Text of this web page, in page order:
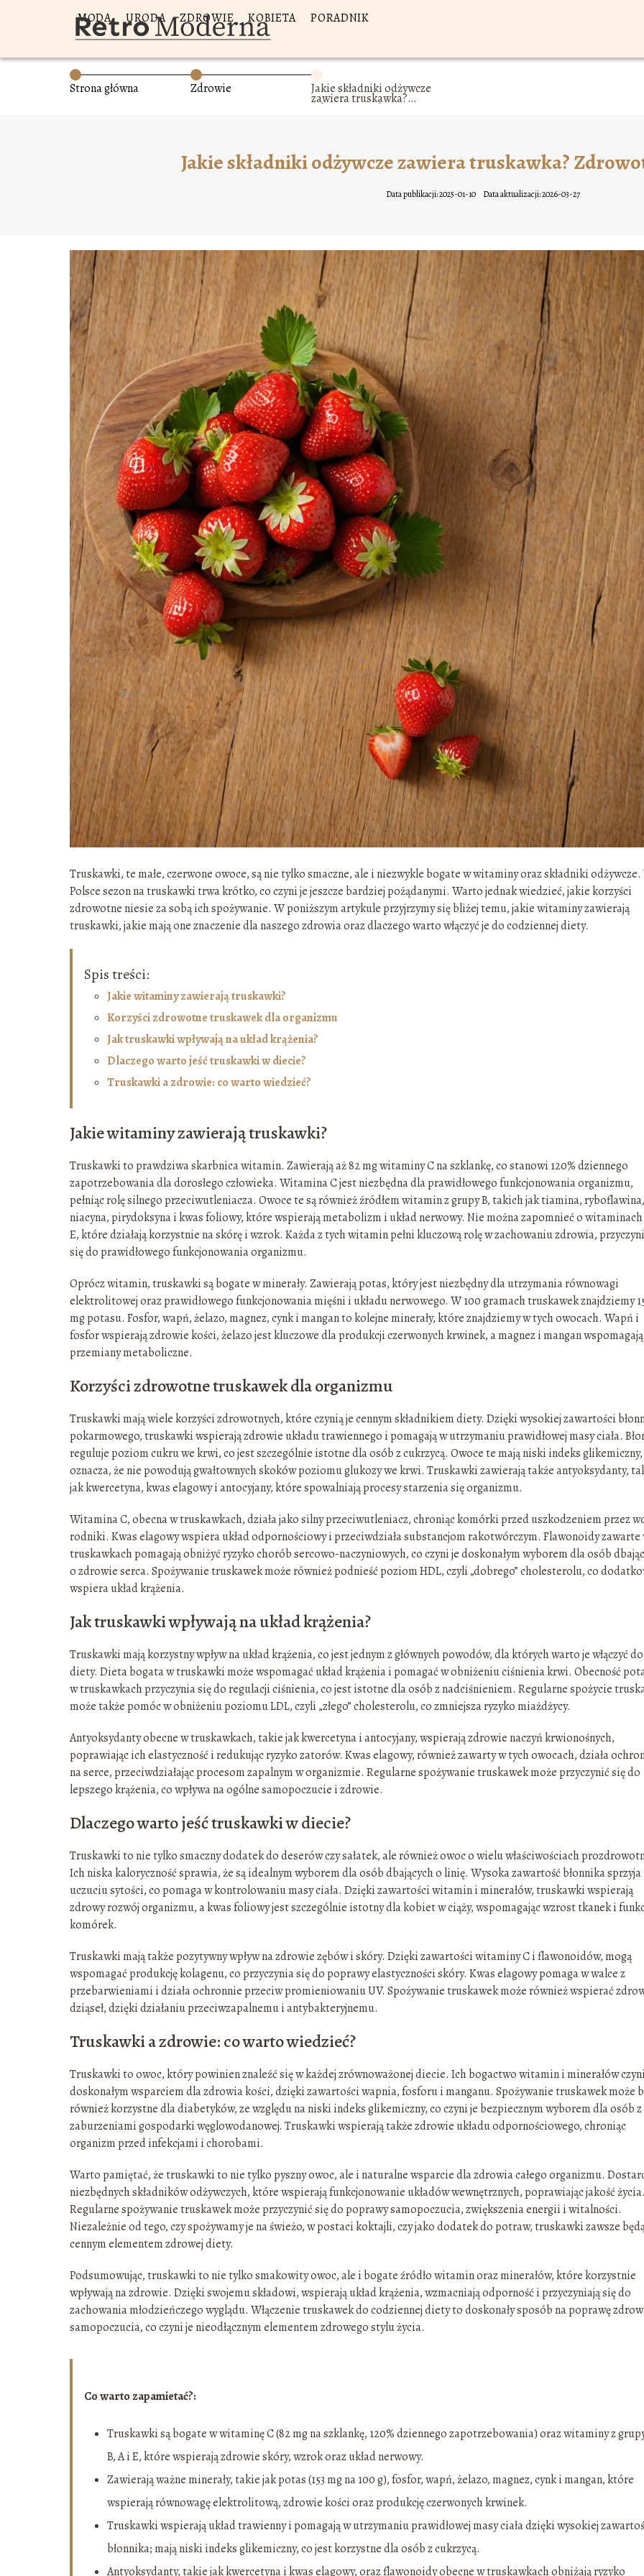
MODA URODA ZDROWIE KOBIETA PORADNIK
Strona główna Zdrowie Jakie składniki odżywcze
zawiera truskawka?
Zdrowotne zalety owocu
Jakie składniki odżywcze zawiera truskawka?
Data publikacji: 2025-01-10 Data aktualizacji: 2026-03-27
Truskawki, te małe, czerwone owoce, są nie tylko smaczne, ale i niezwykle bogate w witaminy oraz składniki odżywcze.
Polsce sezon na truskawki trwa krótko, co czyni je jeszcze bardziej pożądanymi. Warto jednak wiedzieć, jakie korzyści
zdrowotne niesie za sobą ich spożywanie. W poniższym artykule przyjrzymy się bliżej temu, jakie witaminy zawierają
truskawki, jakie mają one znaczenie dla naszego zdrowia oraz dlaczego warto włączyć je do codziennej diety.
Spis treści:
Jakie witaminy zawierają truskawki?
Korzyści zdrowotne truskawek dla organizmu
Jak truskawki wpływają na układ krążenia?
Dlaczego warto jeść truskawki w diecie?
Truskawki a zdrowie: co warto wiedzieć?
Jakie witaminy zawierają truskawki?
Truskawki to prawdziwa skarbnica witamin. Zawierają aż 82 mg witaminy C na szklankę, co stanowi 120% dziennego
zapotrzebowania dla dorosłego człowieka. Witamina C jest niezbędna dla prawidłowego funkcjonowania organizmu,
pełniąc rolę silnego przeciwutleniacza. Owoce te są również źródłem witamin z grupy B, takich jak tiamina, ryboflawina,
niacyna, pirydoksyna i kwas foliowy, które wspierają metabolizm i układ nerwowy. Nie można zapomnieć o
E, które działają korzystnie na skórę i wzrok. Każda z tych witamin pełni kluczową rolę w zachowaniu zdrowia,
się do prawidłowego funkcjonowania organizmu.
Oprócz witamin, truskawki są bogate w minerały. Zawierają potas, który jest niezbędny dla utrzymania równowagi
elektrolitowej oraz prawidłowego funkcjonowania mięśni i układu nerwowego. W 100 gramach truskawek znajdziemy
mg potasu. Fosfor, wapń, żelazo, magnez, cynk i mangan to kolejne minerały, które znajdziemy w tych owocach. Wapń i
fosfor wspierają zdrowie kości, żelazo jest kluczowe dla produkcji czerwonych krwinek, a magnez i mangan wspomagają
przemiany metaboliczne.
Korzyści zdrowotne truskawek dla organizmu
Truskawki mają wiele korzyści zdrowotnych, które czynią je cennym składnikiem diety. Dzięki wysokiej zawartości
pokarmowego, truskawki wspierają zdrowie układu trawiennego i pomagają w utrzymaniu prawidłowej masy ciała.
reguluje poziom cukru we krwi, co jest szczególnie istotne dla osób z cukrzycą. Owoce te mają niski indeks
oznacza, że nie powodują gwałtownych skoków poziomu glukozy we krwi. Truskawki zawierają także antyoksydanty,
jak kwercetyna, kwas elagowy i antocyjany, które spowalniają procesy starzenia się organizmu.
Witamina C, obecna w truskawkach, działa jako silny przeciwutleniacz, chroniąc komórki przed uszkodzeniem przez
rodniki. Kwas elagowy wspiera układ odpornościowy i przeciwdziała substancjom rakotwórczym. Flawonoidy zawarte
truskawkach pomagają obniżyć ryzyko chorób sercowo-naczyniowych, co czyni je doskonałym wyborem dla osób
o zdrowie serca. Spożywanie truskawek może również podnieść poziom HDL, czyli „dobrego” cholesterolu, co
wspiera układ krążenia.
Jak truskawki wpływają na układ krążenia?
Truskawki mają korzystny wpływ na układ krążenia, co jest jednym z głównych powodów, dla których warto je włączyć do
diety. Dieta bogata w truskawki może wspomagać układ krążenia i pomagać w obniżeniu ciśnienia krwi. Obecność
w truskawkach przyczynia się do regulacji ciśnienia, co jest istotne dla osób z nadciśnieniem. Regularne spożycie
może także pomóc w obniżeniu poziomu LDL, czyli „złego” cholesterolu, co zmniejsza ryzyko miażdżycy.
Antyoksydanty obecne w truskawkach, takie jak kwercetyna i antocyjany, wspierają zdrowie naczyń krwionośnych,
poprawiając ich elastyczność i redukując ryzyko zatorów. Kwas elagowy, również zawarty w tych owocach, działa
na serce, przeciwdziałając procesom zapalnym w organizmie. Regularne spożywanie truskawek może przyczynić się do
lepszego krążenia, co wpływa na ogólne samopoczucie i zdrowie.
Dlaczego warto jeść truskawki w diecie?
Truskawki to nie tylko smaczny dodatek do deserów czy sałatek, ale również owoc o wielu właściwościach
Ich niska kaloryczność sprawia, że są idealnym wyborem dla osób dbających o linię. Wysoka zawartość błonnika sprzyja
uczuciu sytości, co pomaga w kontrolowaniu masy ciała. Dzięki zawartości witamin i minerałów, truskawki wspierają
zdrowy rozwój organizmu, a kwas foliowy jest szczególnie istotny dla kobiet w ciąży, wspomagając wzrost tkanek i
komórek.
Truskawki mają także pozytywny wpływ na zdrowie zębów i skóry. Dzięki zawartości witaminy C i flawonoidów, mogą
wspomagać produkcję kolagenu, co przyczynia się do poprawy elastyczności skóry. Kwas elagowy pomaga w walce z
przebarwieniami i działa ochronnie przeciw promieniowaniu UV. Spożywanie truskawek może również wspierać
dziąseł, dzięki działaniu przeciwzapalnemu i antybakteryjnemu.
Truskawki a zdrowie: co warto wiedzieć?
Truskawki to owoc, który powinien znaleźć się w każdej zrównoważonej diecie. Ich bogactwo witamin i minerałów
doskonałym wsparciem dla zdrowia kości, dzięki zawartości wapnia, fosforu i manganu. Spożywanie truskawek może
również korzystne dla diabetyków, ze względu na niski indeks glikemiczny, co czyni je bezpiecznym wyborem dla osób z
zaburzeniami gospodarki węglowodanowej. Truskawki wspierają także zdrowie układu odpornościowego, chroniąc
organizm przed infekcjami i chorobami.
Warto pamiętać, że truskawki to nie tylko pyszny owoc, ale i naturalne wsparcie dla zdrowia całego organizmu.
niezbędnych składników odżywczych, które wspierają funkcjonowanie układów wewnętrznych, poprawiając jakość
Regularne spożywanie truskawek może przyczynić się do poprawy samopoczucia, zwiększenia energii i witalności.
Niezależnie od tego, czy spożywamy je na świeżo, w postaci koktajli, czy jako dodatek do potraw, truskawki zawsze
cennym elementem zdrowej diety.
Podsumowując, truskawki to nie tylko smakowity owoc, ale i bogate źródło witamin oraz minerałów, które korzystnie
wpływają na zdrowie. Dzięki swojemu składowi, wspierają układ krążenia, wzmacniają odporność i przyczyniają się do
zachowania młodzieńczego wyglądu. Włączenie truskawek do codziennej diety to doskonały sposób na poprawę
samopoczucia, co czyni je nieodłącznym elementem zdrowego stylu życia.
Co warto zapamietać?:
Truskawki są bogate w witaminę C (82 mg na szklankę, 120% dziennego zapotrzebowania) oraz witaminy z
B, A i E, które wspierają zdrowie skóry, wzrok oraz układ nerwowy.
Zawierają ważne minerały, takie jak potas (153 mg na 100 g), fosfor, wapń, żelazo, magnez, cynk i mangan, które
wspierają równowagę elektrolitową, zdrowie kości oraz produkcję czerwonych krwinek.
Truskawki wspierają układ trawienny i pomagają w utrzymaniu prawidłowej masy ciała dzięki wysokiej
błonnika; mają niski indeks glikemiczny, co jest korzystne dla osób z cukrzycą.
Antyoksydanty, takie jak kwercetyna i kwas elagowy, oraz flawonoidy obecne w truskawkach obniżają ryzyko